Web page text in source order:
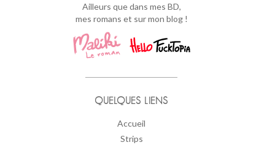
Ailleurs que dans mes BD,
mes romans et sur mon blog !
QUELQUES LIENS
Accueil
Strips